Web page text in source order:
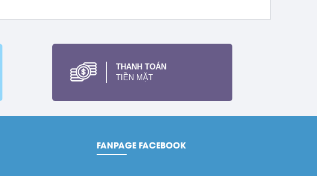
THANH TOÁN
TIỀN MẶT
FANPAGE FACEBOOK